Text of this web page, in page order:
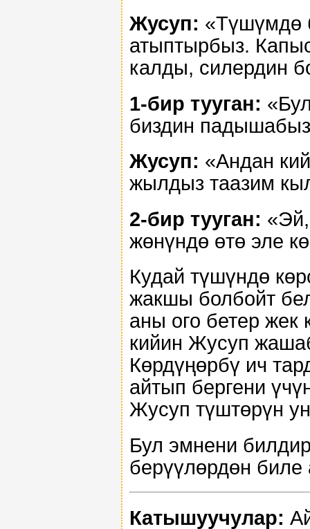
Жусуп: «Түшүмдө
атыптырбыз.
калды, силердин
1-бир тууган:
биздин
Жусуп: «Андан
жылдыз таазим
2-бир тууган:
жөнүндө өтө эле
Кудай түшүндө
жакшы болбойт
аны ого бетер
кийин Жусуп
Көрдүңөрбү ич
айтып бергени
Жусуп түштөрүн
Бул эмнени
берүүлөрдөн
Катышуучулар: